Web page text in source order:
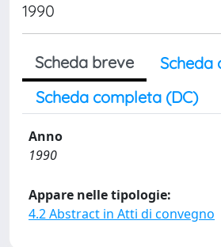
1990
Scheda breve
Scheda
Scheda completa (DC)
Anno
1990
Appare nelle tipologie:
4.2 Abstract in Atti di convegno